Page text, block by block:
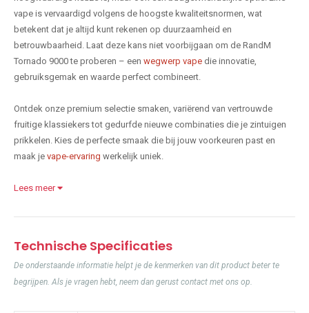
vape is vervaardigd volgens de hoogste kwaliteitsnormen, wat
betekent dat je altijd kunt rekenen op duurzaamheid en
betrouwbaarheid. Laat deze kans niet voorbijgaan om de RandM
Tornado 9000 te proberen – een wegwerp vape die innovatie,
gebruiksgemak en waarde perfect combineert.
Ontdek onze premium selectie smaken, variërend van vertrouwde
fruitige klassiekers tot gedurfde nieuwe combinaties die je zintuigen
prikkelen. Kies de perfecte smaak die bij jouw voorkeuren past en
maak je vape-ervaring werkelijk uniek.
Lees meer
Technische Specificaties
De onderstaande informatie helpt je de kenmerken van dit product beter te
begrijpen. Als je vragen hebt, neem dan gerust contact met ons op.